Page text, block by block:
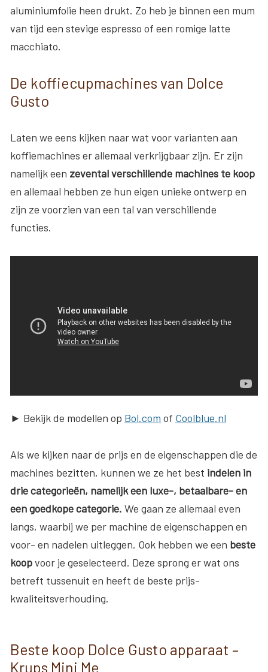
aluminiumfolie heen drukt. Zo heb je binnen een mum
van tijd een stevige espresso of een romige latte
macchiato.
De koffiecupmachines van Dolce
Gusto
Laten we eens kijken naar wat voor varianten aan
koffiemachines er allemaal verkrijgbaar zijn. Er zijn
namelijk een zevental verschillende machines te koop
en allemaal hebben ze hun eigen unieke ontwerp en
zijn ze voorzien van een tal van verschillende
functies.
► Bekijk de modellen op Bol.com of Coolblue.nl
Als we kijken naar de prijs en de eigenschappen die de
machines bezitten, kunnen we ze het best indelen in
drie categorieën, namelijk een luxe-, betaalbare- en
een goedkope categorie. We gaan ze allemaal even
langs, waarbij we per machine de eigenschappen en
voor- en nadelen uitleggen. Ook hebben we een beste
koopvoor je geselecteerd. Deze sprong er wat ons
betreft tussenuit en heeft de beste prijs-
kwaliteitsverhouding.
Beste koop Dolce Gusto apparaat –
Krups Mini Me